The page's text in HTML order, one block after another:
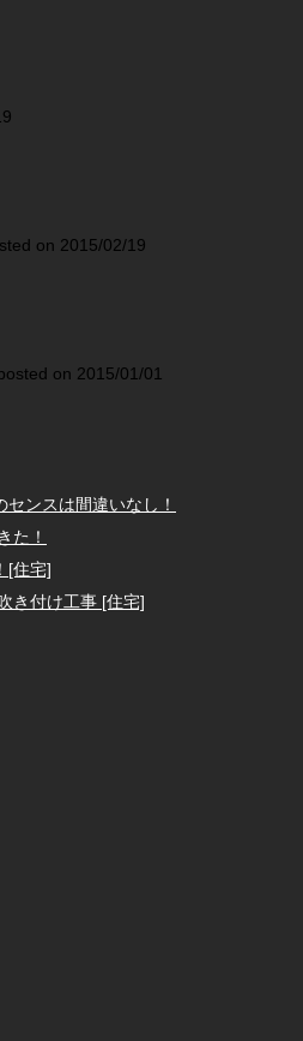
on 2015/02/19
on 2015/01/01
ンスは間違いなし！
た！
[住宅]
き付け工事 [住宅]